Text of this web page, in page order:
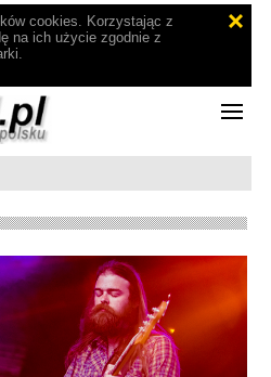
cookies. Korzystając z
na ich użycie zgodnie z